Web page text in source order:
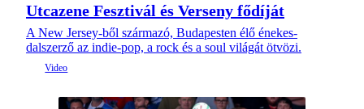
Utcazene Fesztivál és Verseny fődíját
A New Jersey-ből származó, Budapesten élő énekes-
dalszerző az indie-pop, a rock és a soul világát ötvözi.